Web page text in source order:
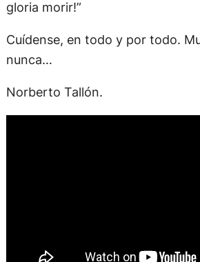
gloria morir!”
Cuídense, en todo y por todo.
nunca…
Norberto Tallón.